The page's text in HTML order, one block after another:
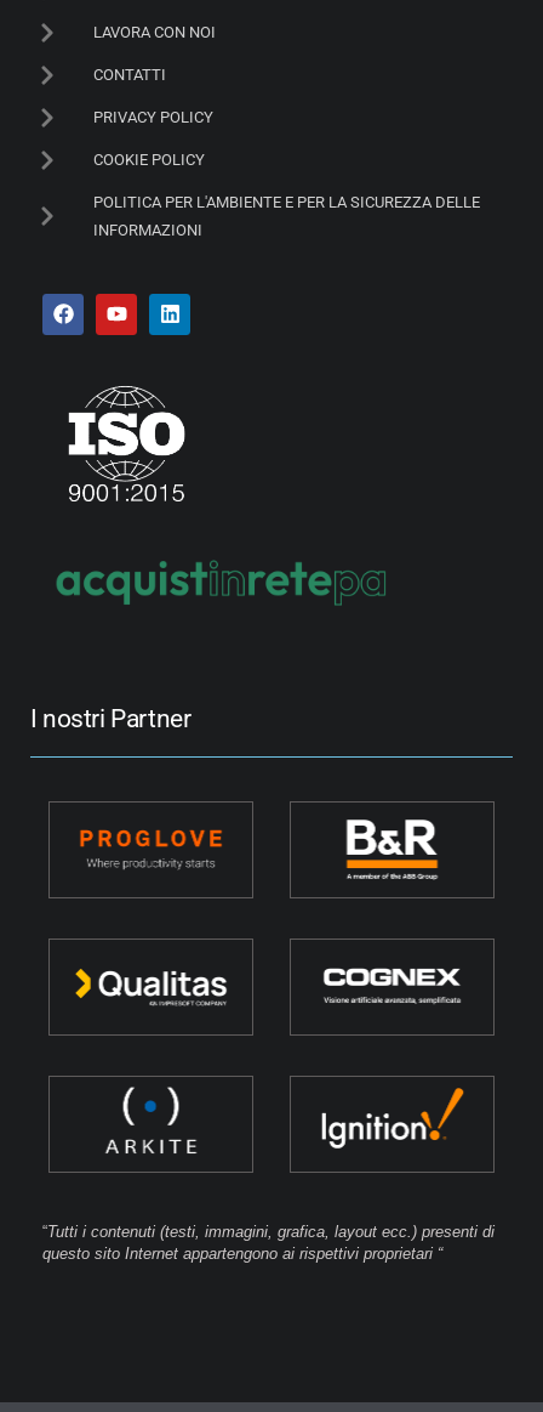
LAVORA CON NOI
CONTATTI
PRIVACY POLICY
COOKIE POLICY
POLITICA PER L'AMBIENTE E PER LA SICUREZZA DELLE
INFORMAZIONI
I nostri Partner
“Tutti i contenuti (testi, immagini, grafica, layout ecc.) presenti di
questo sito Internet appartengono ai rispettivi proprietari “